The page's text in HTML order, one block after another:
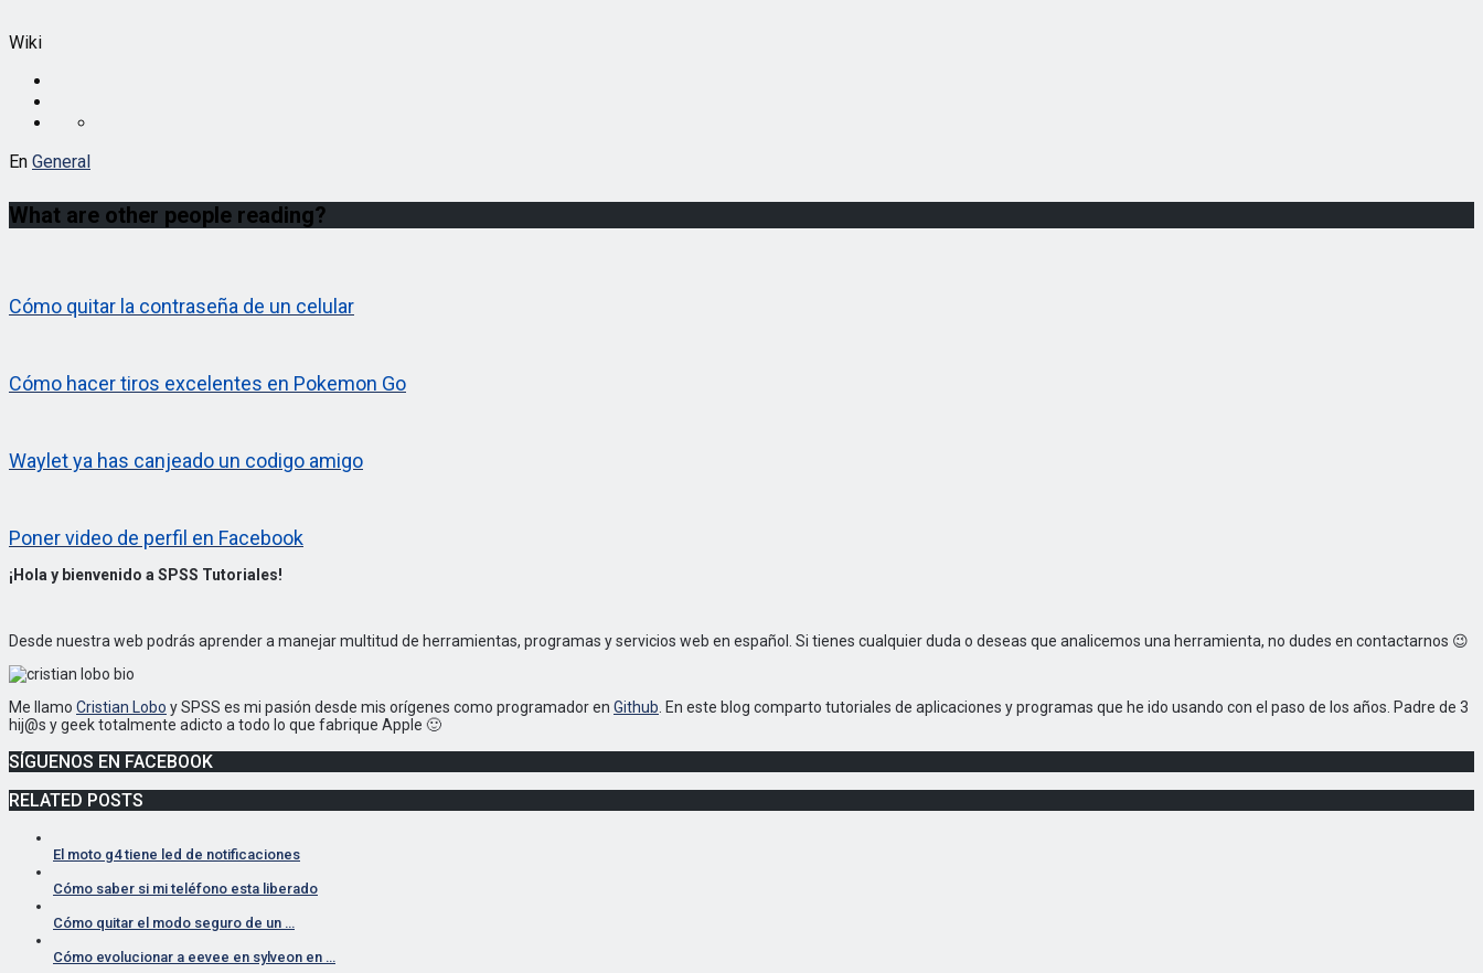
Wiki
En General
What are other people reading?
Cómo quitar la contraseña de un celular
Cómo hacer tiros excelentes en Pokemon Go
Waylet ya has canjeado un codigo amigo
Poner video de perfil en Facebook
¡Hola y bienvenido a SPSS Tutoriales!
Desde nuestra web podrás aprender a manejar multitud de herramientas, programas y servicios web en español. Si tienes cualquier duda o deseas que analicemos una herramienta, no dudes en contactarnos 😉
Me llamo Cristian Lobo y SPSS es mi pasión desde mis orígenes como programador en Github . En este blog comparto tutoriales de aplicaciones y programas que he ido usando con el paso de los años. Padre de 3
hij@s y geek totalmente adicto a todo lo que fabrique Apple 🙂
SÍGUENOS EN FACEBOOK
RELATED POSTS
El moto g4 tiene led de notificaciones
Cómo saber si mi teléfono esta liberado
Cómo quitar el modo seguro de un …
Cómo evolucionar a eevee en sylveon en …